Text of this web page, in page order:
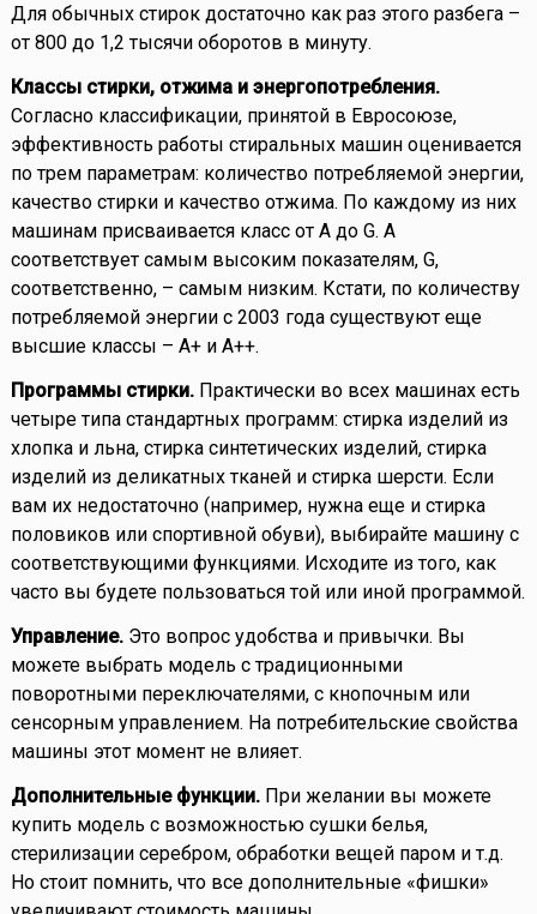
Для обычных стирок достаточно как раз этого разбега –
от 800 до 1,2 тысячи оборотов в минуту.
Классы стирки, отжима и энергопотребления.
Согласно классификации, принятой в Евросоюзе,
эффективность работы стиральных машин оценивается
по трем параметрам: количество потребляемой энергии,
качество стирки и качество отжима. По каждому из них
машинам присваивается класс от А до G. А
соответствует самым высоким показателям, G,
соответственно, – самым низким. Кстати, по количеству
потребляемой энергии с 2003 года существуют еще
высшие классы – А+ и А++.
Программы стирки.Практически во всех машинах есть
четыре типа стандартных программ: стирка изделий из
хлопка и льна, стирка синтетических изделий, стирка
изделий из деликатных тканей и стирка шерсти. Если
вам их недостаточно (например, нужна еще и стирка
половиков или спортивной обуви), выбирайте машину с
соответствующими функциями. Исходите из того, как
часто вы будете пользоваться той или иной программой.
Управление.Это вопрос удобства и привычки. Вы
можете выбрать модель с традиционными
поворотными переключателями, с кнопочным или
сенсорным управлением. На потребительские свойства
машины этот момент не влияет.
Дополнительные функции.При желании вы можете
купить модель с возможностью сушки белья,
стерилизации серебром, обработки вещей паром и т.д.
Но стоит помнить, что все дополнительные «фишки»